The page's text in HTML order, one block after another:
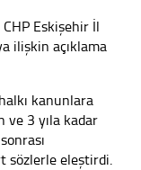
Eskişehir İl
ilişkin açıklama
kanunlara
ve 3 yıla kadar
sözlerle eleştirdi.